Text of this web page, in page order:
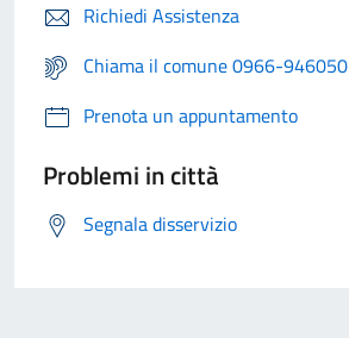
Richiedi Assistenza
Chiama il comune 0966-946050
Prenota un appuntamento
Problemi in città
Segnala disservizio